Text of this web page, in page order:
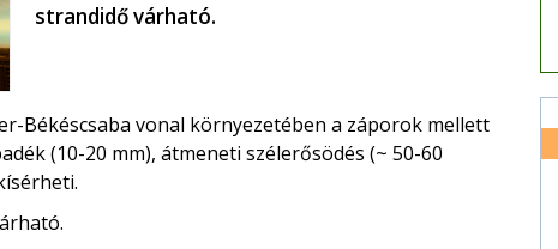
strandidő várható.
Békéscsaba vonal környezetében a záporok mellett
(10-20 mm), átmeneti szélerősödés (~ 50-60